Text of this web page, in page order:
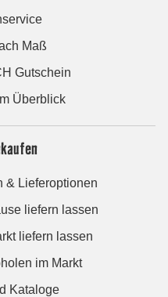
Maß
Gutschein
Überblick
& Lieferoptionen
liefern lassen
liefern lassen
im Markt
Kataloge